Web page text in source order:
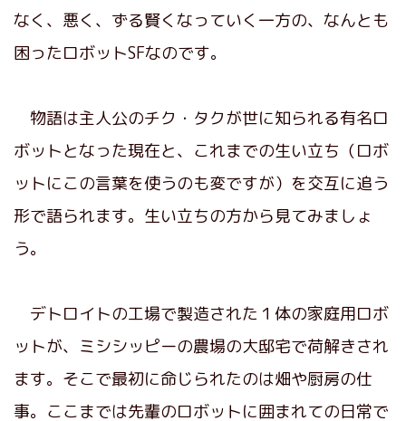
なく、悪く、ずる賢くなっていく一方の、なんとも
困ったロボットSFなのです。
物語は主人公のチク・タクが世に知られる有名ロ
ボットとなった現在と、これまでの生い立ち（ロボ
ットにこの言葉を使うのも変ですが）を交互に追う
形で語られます。生い立ちの方から見てみましょ
う。
デトロイトの工場で製造された１体の家庭用ロボ
ットが、ミシシッピーの農場の大邸宅で荷解きされ
ます。そこで最初に命じられたのは畑や厨房の仕
事。ここまでは先輩のロボットに囲まれての日常で